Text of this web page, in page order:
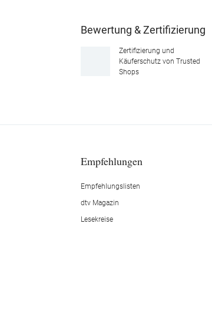
Bewertung & Zertifizierung
Zertifizierung und
Käuferschutz von Trusted
Shops
Empfehlungen
Empfehlungslisten
dtv Magazin
Lesekreise